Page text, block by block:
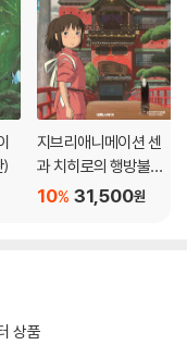
)
지브리애니메이션 센
과 치히로의 행방불명
(합본판)31,500원
10%
상품